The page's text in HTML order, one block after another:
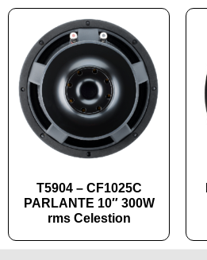
T5904 – CF1025C
PARLANTE 10″ 300W
rms Celestion